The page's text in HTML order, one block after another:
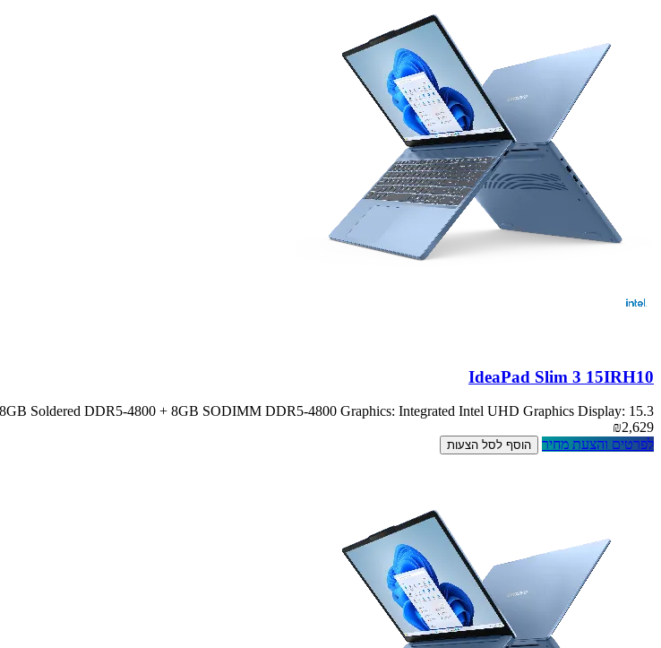
IdeaPad Slim 3 15IRH10
Soldered DDR5-4800 + 8GB SODIMM DDR5-4800 Graphics: Integrated Intel UHD Graphics Display: 15.3
₪2,629
לפרטים והצעת מחיר
הוסף לסל הצעות